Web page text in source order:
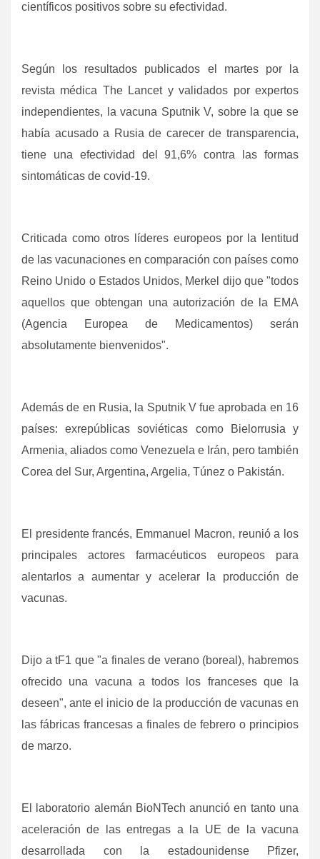
científicos positivos sobre su efectividad.
Según los resultados publicados el martes por la
revista médica The Lancet y validados por expertos
independientes, la vacuna Sputnik V, sobre la que se
había acusado a Rusia de carecer de transparencia,
tiene una efectividad del 91,6% contra las formas
sintomáticas de covid-19.
Criticada como otros líderes europeos por la lentitud
de las vacunaciones en comparación con países como
Reino Unido o Estados Unidos, Merkel dijo que "todos
aquellos que obtengan una autorización de la EMA
(Agencia Europea de Medicamentos) serán
absolutamente bienvenidos".
Además de en Rusia, la Sputnik V fue aprobada en 16
países: exrepúblicas soviéticas como Bielorrusia y
Armenia, aliados como Venezuela e Irán, pero también
Corea del Sur, Argentina, Argelia, Túnez o Pakistán.
El presidente francés, Emmanuel Macron, reunió a los
principales actores farmacéuticos europeos para
alentarlos a aumentar y acelerar la producción de
vacunas.
Dijo a tF1 que "a finales de verano (boreal), habremos
ofrecido una vacuna a todos los franceses que la
deseen", ante el inicio de la producción de vacunas en
las fábricas francesas a finales de febrero o principios
de marzo.
El laboratorio alemán BioNTech anunció en tanto una
aceleración de las entregas a la UE de la vacuna
desarrollada con la estadounidense Pfizer,